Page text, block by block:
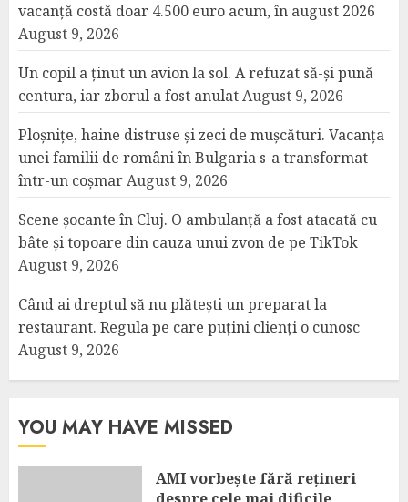
vacanță costă doar 4.500 euro acum, în august 2026
August 9, 2026
Un copil a ținut un avion la sol. A refuzat să-și pună
centura, iar zborul a fost anulatAugust 9, 2026
Ploșnițe, haine distruse și zeci de mușcături. Vacanța
unei familii de români în Bulgaria s-a transformat
într-un coșmarAugust 9, 2026
Scene șocante în Cluj. O ambulanță a fost atacată cu
bâte și topoare din cauza unui zvon de pe TikTok
August 9, 2026
Când ai dreptul să nu plătești un preparat la
restaurant. Regula pe care puțini clienți o cunosc
August 9, 2026
YOU MAY HAVE MISSED
AMI vorbește fără rețineri
despre cele mai dificile